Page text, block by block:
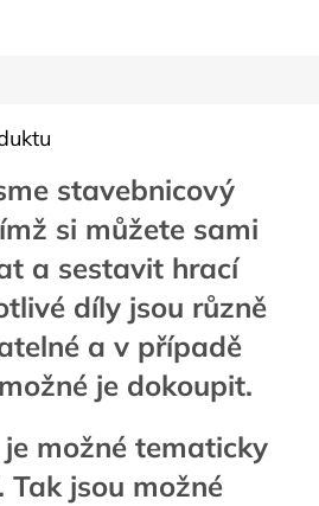
stavebnicový
si můžete sami
a sestavit hrací
díly jsou různě
a v případě
je dokoupit.
možné tematicky
Tak jsou možné